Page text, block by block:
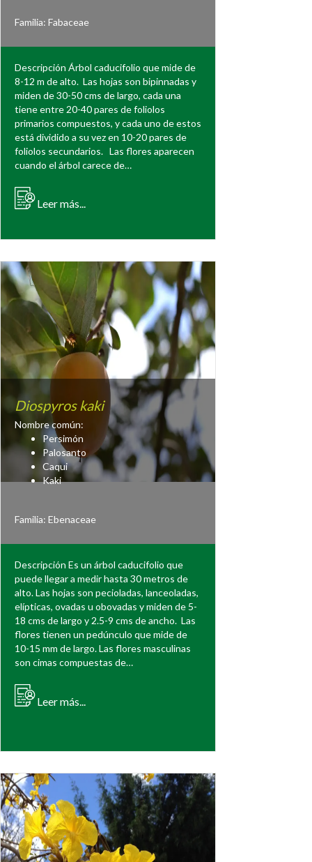
Familia: Fabaceae
Descripción Árbol caducifolio que mide de
8-12 m de alto. Las hojas son bipinnadas y
miden de 30-50 cms de largo, cada una
tiene entre 20-40 pares de foliolos
primarios compuestos, y cada uno de estos
está dividido a su vez en 10-20 pares de
foliolos secundarios. Las flores aparecen
cuando el árbol carece de…
Leer más...
Diospyros kaki
Nombre común:
Persimón
Palosanto
Caqui
Kaki
Familia: Ebenaceae
Descripción Es un árbol caducifolio que
puede llegar a medir hasta 30 metros de
alto. Las hojas son pecioladas, lanceoladas,
elípticas, ovadas u obovadas y miden de 5-
18 cms de largo y 2.5-9 cms de ancho. Las
flores tienen un pedúnculo que mide de
10-15 mm de largo. Las flores masculinas
son cimas compuestas de…
Leer más...